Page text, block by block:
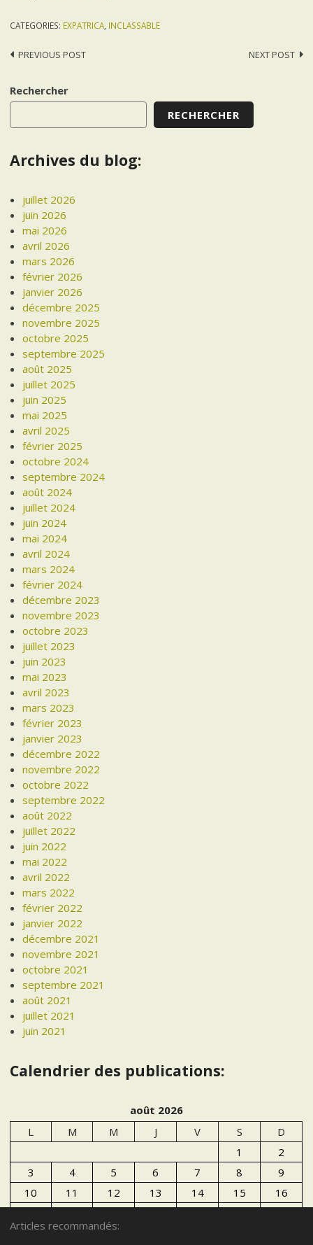
CATEGORIES: EXPATRICA, INCLASSABLE
Post
PREVIOUS POST NEXT POST
Rechercher
RECHERCHER
Archives du blog:
juillet 2026
juin 2026
mai 2026
avril 2026
mars 2026
février 2026
janvier 2026
décembre 2025
novembre 2025
octobre 2025
septembre 2025
août 2025
juillet 2025
juin 2025
mai 2025
avril 2025
février 2025
octobre 2024
septembre 2024
août 2024
juillet 2024
juin 2024
mai 2024
avril 2024
mars 2024
février 2024
décembre 2023
novembre 2023
octobre 2023
juillet 2023
juin 2023
mai 2023
avril 2023
mars 2023
février 2023
janvier 2023
décembre 2022
novembre 2022
octobre 2022
septembre 2022
août 2022
juillet 2022
juin 2022
mai 2022
avril 2022
mars 2022
février 2022
janvier 2022
décembre 2021
novembre 2021
octobre 2021
septembre 2021
août 2021
juillet 2021
juin 2021
Calendrier des publications:
août 2026
L
M M J V S
D
1
2
3
4 5 6 7 8
9
10
11 12 13 14 15
16
24
25 26
Articles recommandés: